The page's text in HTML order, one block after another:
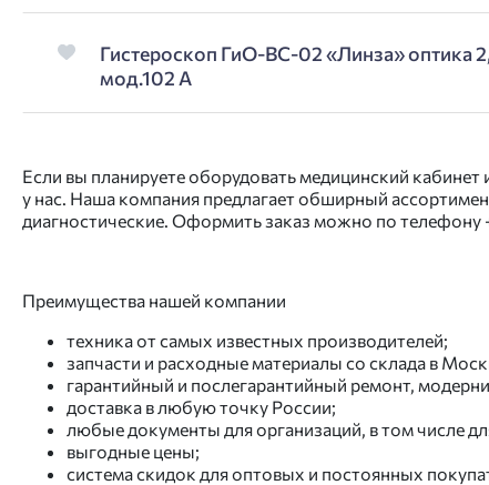
Гистероскоп ГиО-ВС-02 «Линза» оптика
мод.102 А
Если вы планируете оборудовать медицинский
у нас. Наша компания предлагает обширный
диагностические. Оформить заказ можно по телефону
Преимущества нашей компании
техника от самых известных производителей;
запчасти и расходные материалы со склада в
гарантийный и послегарантийный ремонт,
доставка в любую точку России;
любые документы для организаций, в том числе
выгодные цены;
система скидок для оптовых и постоянных